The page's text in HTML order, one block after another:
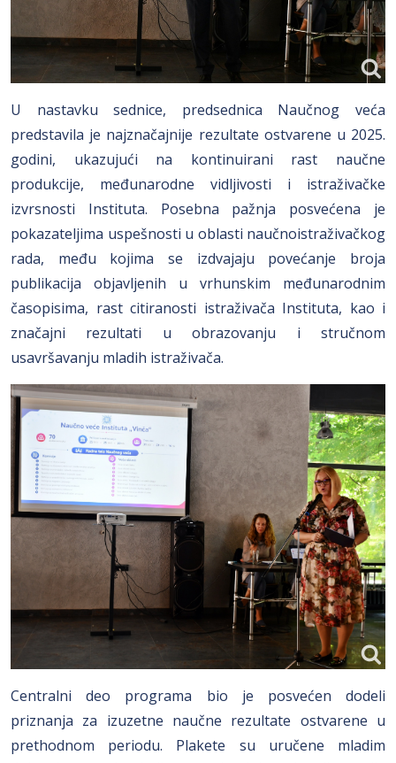
U nastavku sednice, predsednica Naučnog veća
predstavila je najznačajnije rezultate ostvarene u 2025.
godini, ukazujući na kontinuirani rast naučne
produkcije, međunarodne vidljivosti i istraživačke
izvrsnosti Instituta. Posebna pažnja posvećena je
pokazateljima uspešnosti u oblasti naučnoistraživačkog
rada, među kojima se izdvajaju povećanje broja
publikacija objavljenih u vrhunskim međunarodnim
časopisima, rast citiranosti istraživača Instituta, kao i
značajni rezultati u obrazovanju i stručnom
usavršavanju mladih istraživača.
Centralni deo programa bio je posvećen dodeli
priznanja za izuzetne naučne rezultate ostvarene u
prethodnom periodu. Plakete su uručene mladim